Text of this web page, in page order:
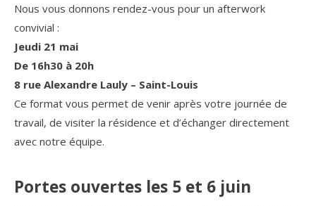
Nous vous donnons rendez-vous pour un afterwork
convivial :
Jeudi 21 mai
De 16h30 à 20h
8 rue Alexandre Lauly – Saint-Louis
Ce format vous permet de venir après votre journée de
travail, de visiter la résidence et d’échanger directement
avec notre équipe.
Portes ouvertes les 5 et 6 juin